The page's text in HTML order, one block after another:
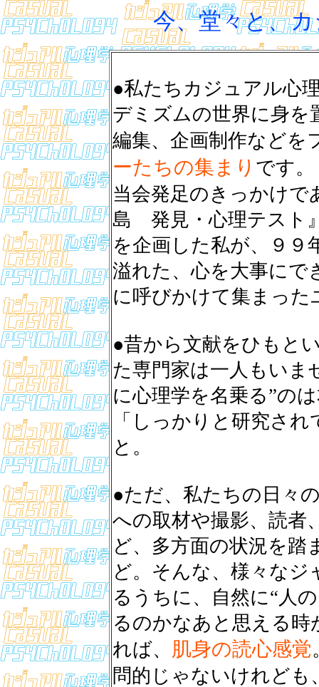
今、堂々と、
●私たちカジュアル心
デミズムの世界に身を
編集、企画制作などを
ーたちの集まり です。
当会発足のきっかけで
島 発見・心理テスト
を企画した私が、９９
溢れた、心を大事にで
に呼びかけて集まった
●昔から文献をひもと
た専門家は一人もいま
に心理学を名乗る”の
「しっかりと研究さ
と。
●ただ、私たちの日々
への取材や撮影、読者
ど、多方面の状況を
ど。そんな、様々な
るうちに、自然に“人
るのかなあと思える
れば、 肌身の読心感覚
問的じゃないけれども